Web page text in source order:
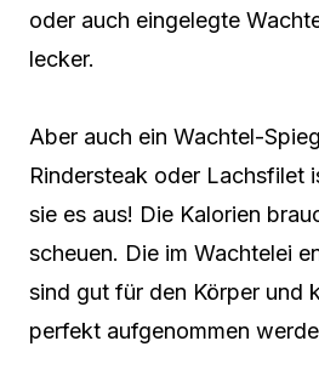
oder auch eingelegte
lecker.
Aber auch ein Wachtel-
Rindersteak oder Lachsfilet
sie es aus! Die Kalorien
scheuen. Die im Wachtelei
sind gut für den Körper und
perfekt aufgenommen